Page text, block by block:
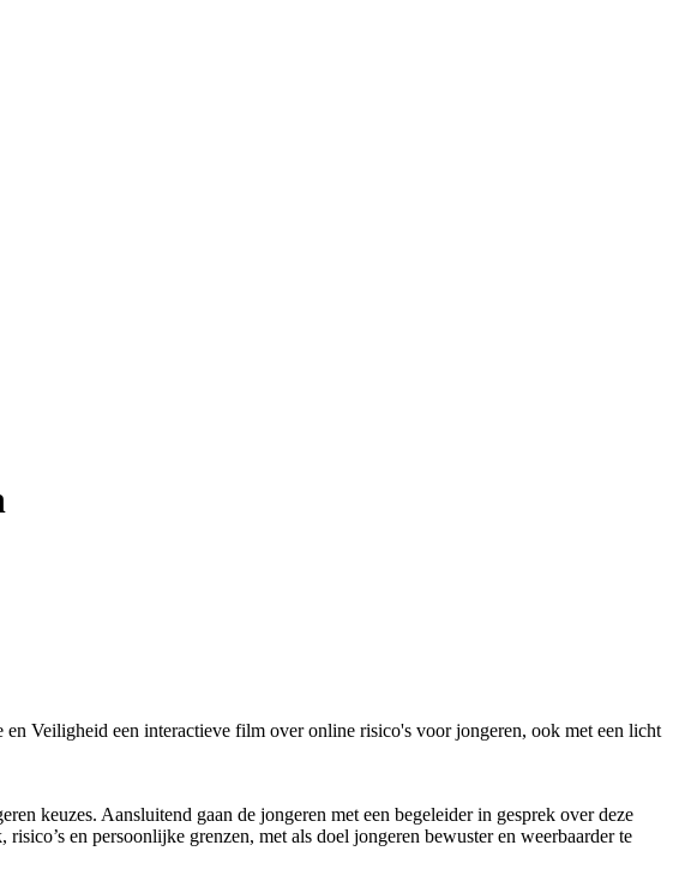
Veiligheid een interactieve film over online risico's voor jongeren, ook met een licht
keuzes. Aansluitend gaan de jongeren met een begeleider in gesprek over deze
en persoonlijke grenzen, met als doel jongeren bewuster en weerbaarder te